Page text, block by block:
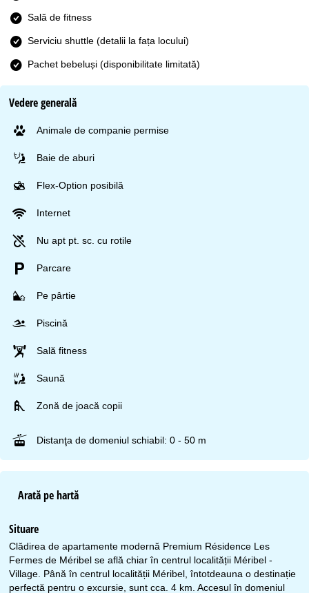
Sală de fitness
Serviciu shuttle (detalii la fața locului)
Pachet bebeluși (disponibilitate limitată)
Vedere generală
Animale de companie permise
Baie de aburi
Flex-Option posibilă
Internet
Nu apt pt. sc. cu rotile
Parcare
Pe pârtie
Piscină
Sală fitness
Saună
Zonă de joacă copii
Distanţa de domeniul schiabil: 0 - 50 m
Arată pe hartă
Situare
Clădirea de apartamente modernă Premium Résidence Les
Fermes de Méribel se află chiar în centrul localității Méribel -
Village. Până în centrul localității Méribel, întotdeauna o destinație
perfectă pentru o excursie, sunt cca. 4 km. Accesul în domeniul